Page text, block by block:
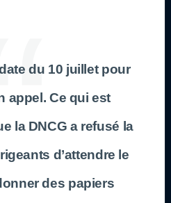
du 10 juillet pour
appel. Ce qui est
la DNCG a refusé la
d’attendre le
des papiers